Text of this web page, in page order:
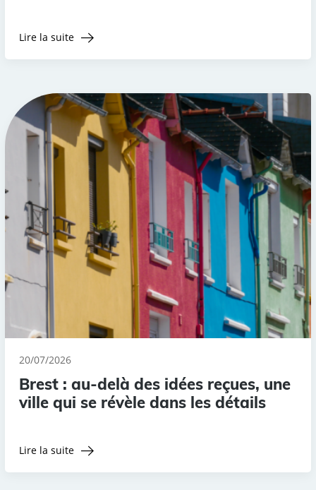
Lire la suite
20/07/2026
Brest : au-delà des idées reçues, une
ville qui se révèle dans les détails
Lire la suite